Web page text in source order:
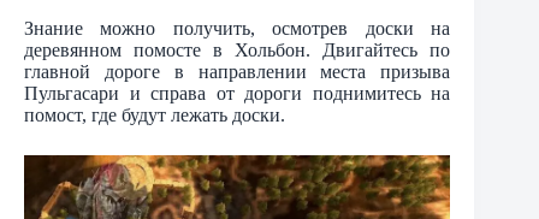
Знание можно получить, осмотрев доски на
деревянном помосте в Хольбон. Двигайтесь по
главной дороге в направлении места призыва
Пульгасари и справа от дороги поднимитесь на
помост, где будут лежать доски.